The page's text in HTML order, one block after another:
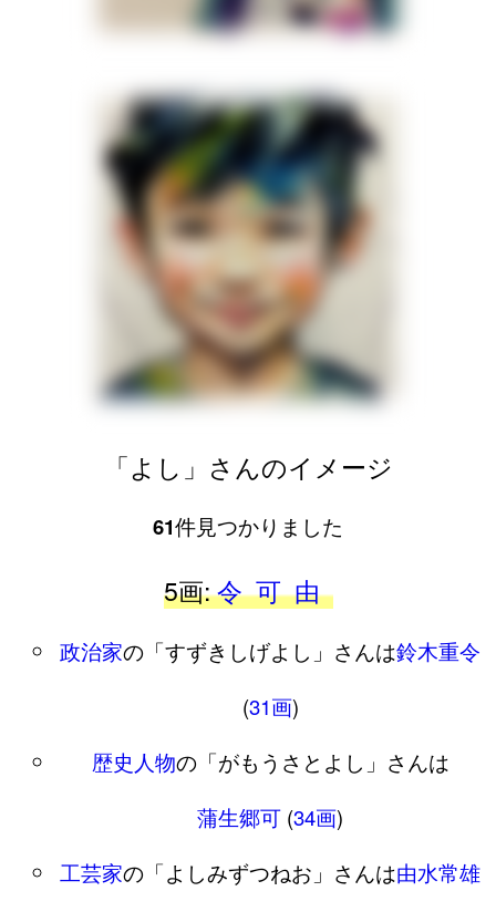
「よし」さんのイメージ
61件見つかりました
5画:令 可 由
政治家の「すずきしげよし」さんは鈴木重令
(31画)
歴史人物の「がもうさとよし」さんは
蒲生郷可 (34画)
工芸家の「よしみずつねお」さんは由水常雄